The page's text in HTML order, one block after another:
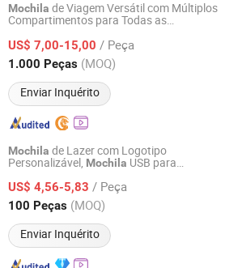
Mochila de Viagem Versátil com Múltiplos
Compartimentos para Todas as
US$ 7,00-15,00 / Peça
1.000 Peças (MOQ)
Enviar Inquérito
Products Co., Ltd
Desde 2021
Mochila de Lazer com Logotipo
Personalizável, Mochila USB para
US$ 4,56-5,83 / Peça
100 Peças (MOQ)
Enviar Inquérito
Desde 2010